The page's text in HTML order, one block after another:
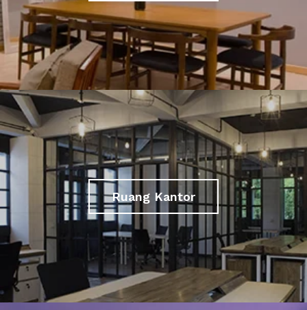
Ruang Kantor